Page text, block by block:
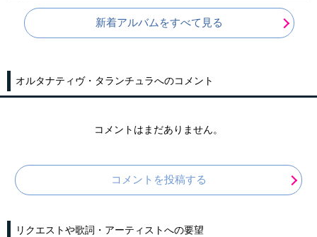
新着アルバムをすべて見る
オルタナティヴ・タランチュラへのコメント
コメントはまだありません。
コメントを投稿する
リクエストや歌詞・アーティストへの要望